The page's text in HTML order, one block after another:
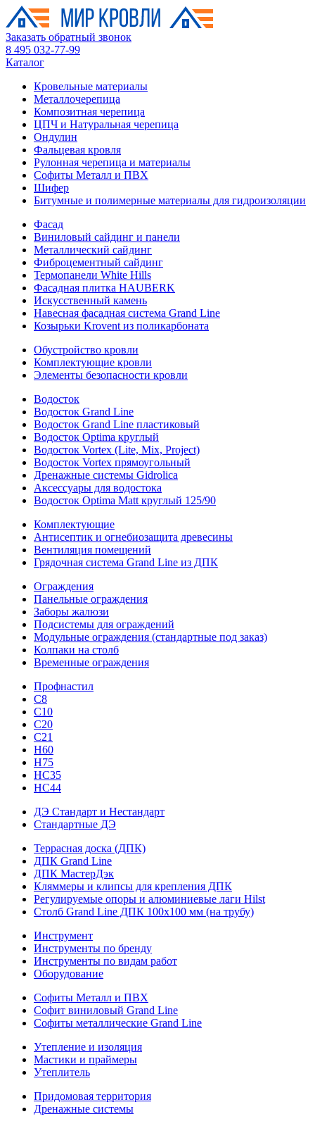
Заказать обратный звонок
8 495 032-77-99
Каталог
Кровельные материалы
Металлочерепица
Композитная черепица
ЦПЧ и Натуральная черепица
Ондулин
Фальцевая кровля
Рулонная черепица и материалы
Софиты Металл и ПВХ
Шифер
Битумные и полимерные материалы для гидроизоляции
Фасад
Виниловый сайдинг и панели
Металлический сайдинг
Фиброцементный сайдинг
Термопанели White Hills
Фасадная плитка HAUBERK
Искусственный камень
Навесная фасадная система Grand Line
Козырьки Krovent из поликарбоната
Обустройство кровли
Комплектующие кровли
Элементы безопасности кровли
Водосток
Водосток Grand Line
Водосток Grand Line пластиковый
Водосток Optima круглый
Водосток Vortex (Lite, Mix, Project)
Водосток Vortex прямоугольный
Дренажные системы Gidrolica
Аксессуары для водостока
Водосток Optima Matt круглый 125/90
Комплектующие
Антисептик и огнебиозащита древесины
Вентиляция помещений
Грядочная система Grand Line из ДПК
Ограждения
Панельные ограждения
Заборы жалюзи
Подсистемы для ограждений
Модульные ограждения (стандартные под заказ)
Колпаки на столб
Временные ограждения
Профнастил
С8
С10
С20
С21
H60
H75
HС35
НС44
ДЭ Стандарт и Нестандарт
Стандартные ДЭ
Террасная доска (ДПК)
ДПК Grand Line
ДПК МастерДэк
Кляммеры и клипсы для крепления ДПК
Регулируемые опоры и алюминиевые лаги Hilst
Столб Grand Line ДПК 100х100 мм (на трубу)
Инструмент
Инструменты по бренду
Инструменты по видам работ
Оборудование
Софиты Металл и ПВХ
Софит виниловый Grand Line
Софиты металлические Grand Line
Утепление и изоляция
Мастики и праймеры
Утеплитель
Придомовая территория
Дренажные системы